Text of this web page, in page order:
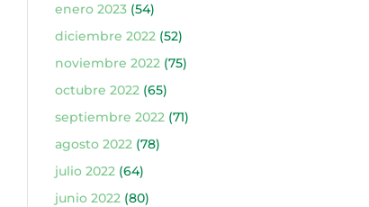
enero 2023(54)
diciembre 2022(52)
noviembre 2022(75)
octubre 2022(65)
septiembre 2022(71)
agosto 2022(78)
julio 2022(64)
junio 2022(80)